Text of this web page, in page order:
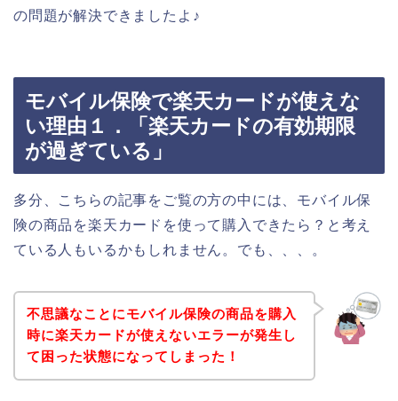
の問題が解決できましたよ♪
モバイル保険で楽天カードが使えな
い理由１．「楽天カードの有効期限
が過ぎている」
多分、こちらの記事をご覧の方の中には、モバイル保
険の商品を楽天カードを使って購入できたら？と考え
ている人もいるかもしれません。でも、、、。
不思議なことにモバイル保険の商品を購入
時に楽天カードが使えないエラーが発生し
て困った状態になってしまった！